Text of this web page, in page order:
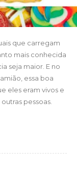
que carregam
mais conhecida
seja maior. E no
essa boa
eles eram vivos e
pessoas.